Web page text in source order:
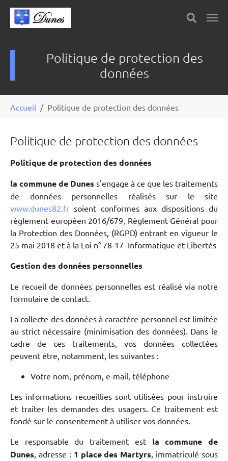
Skip to main content
Politique de protection des
données
Accueil Politique de protection des données
Politique de protection des données
Politique de protection des données
la commune de Dunes s'engage à ce que les traitements
de données personnelles réalisés sur le site
www.dunes82.fr soient conformes aux dispositions du
règlement européen 2016/679, Règlement Général pour
la Protection des Données, (RGPD) entrant en vigueur le
25 mai 2018 et à la Loi n° 78-17 Informatique et Libertés
Gestion des données personnelles
Le recueil de données personnelles est réalisé via notre
formulaire de contact.
La collecte des données à caractère personnel est limitée
au strict nécessaire (minimisation des données). Dans le
cadre de ces traitements, vos données collectées
peuvent être, notamment, les suivantes :
Votre nom, prénom, e-mail, téléphone
Les informations recueillies sont utilisées pour instruire
et traiter les demandes des usagers. Ce traitement est
fondé sur le consentement à utiliser vos données.
Le responsable du traitement est la commune de
Dunes, adresse : 1 place des Martyrs, immatriculé sous
Panneau de gestion des cookies